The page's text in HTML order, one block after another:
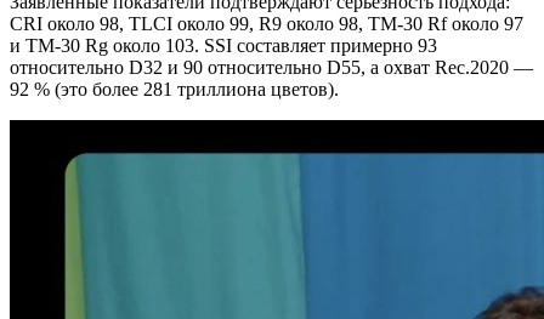
CRI около 98, TLCI около 99, R9 около 98, TM‑30 Rf около 97
и TM‑30 Rg около 103. SSI составляет примерно 93
относительно D32 и 90 относительно D55, а охват Rec.2020 —
92 % (это более 281 триллиона цветов).